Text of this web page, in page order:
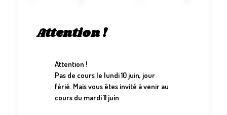
Attention !
Attention !
Pas de cours le lundi 10 juin, jour
férié. Mais vous êtes invité à venir au
cours du mardi 11 juin.